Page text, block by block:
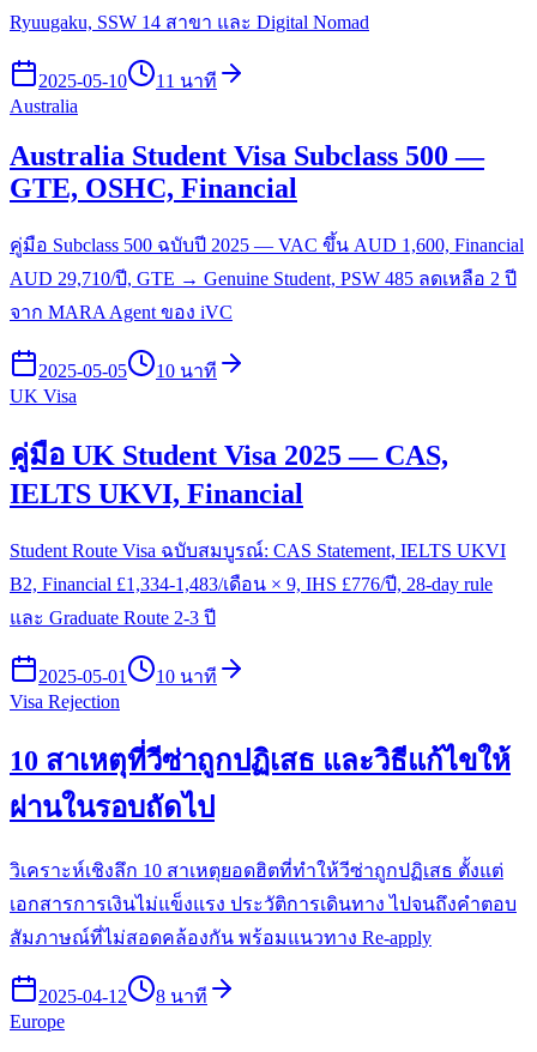
Ryuugaku, SSW 14 สาขา และ Digital Nomad
2025-05-10
11 นาที
Australia
Australia Student Visa Subclass 500 —
GTE, OSHC, Financial
คู่มือ Subclass 500 ฉบับปี 2025 — VAC ขึ้น AUD 1,600, Financial
AUD 29,710/ปี, GTE → Genuine Student, PSW 485 ลดเหลือ 2 ปี
จาก MARA Agent ของ iVC
2025-05-05
10 นาที
UK Visa
คู่มือ UK Student Visa 2025 — CAS,
IELTS UKVI, Financial
Student Route Visa ฉบับสมบูรณ์: CAS Statement, IELTS UKVI
B2, Financial £1,334-1,483/เดือน × 9, IHS £776/ปี, 28-day rule
และ Graduate Route 2-3 ปี
2025-05-01
10 นาที
Visa Rejection
10 สาเหตุที่วีซ่าถูกปฏิเสธ และวิธีแก้ไขให้
ผ่านในรอบถัดไป
วิเคราะห์เชิงลึก 10 สาเหตุยอดฮิตที่ทำให้วีซ่าถูกปฏิเสธ ตั้งแต่
เอกสารการเงินไม่แข็งแรง ประวัติการเดินทาง ไปจนถึงคำตอบ
สัมภาษณ์ที่ไม่สอดคล้องกัน พร้อมแนวทาง Re-apply
2025-04-12
8 นาที
Europe